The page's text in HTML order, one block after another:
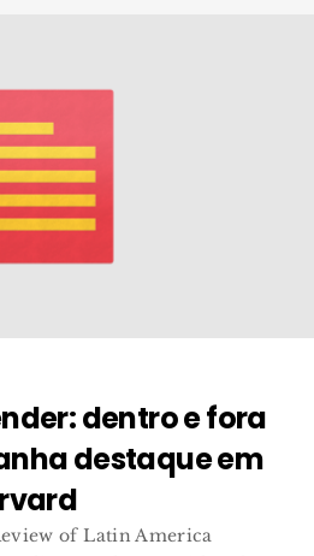
dentro e fora
destaque em
of Latin America